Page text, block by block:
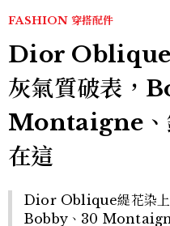
FASHION 穿搭配件
Dior Oblique
灰氣質破表，
Montaigne、
在這
Dior Oblique緹花染上
Bobby、30